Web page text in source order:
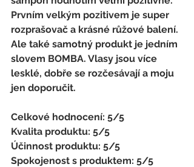
Prvním velkým pozitivem je super
rozprašovač a krásné růžové balení.
Ale také samotný produkt je jedním
slovem BOMBA. Vlasy jsou více
lesklé, dobře se rozčesávají a moju
jen doporučit.
Celkové hodnocení: 5/5
Kvalita produktu: 5/5
Účinnost produktu: 5/5
Spokojenost s produktem: 5/5